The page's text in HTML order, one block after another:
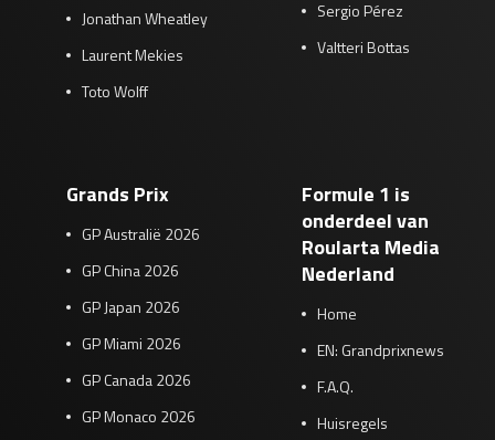
Jonathan Wheatley
Laurent Mekies
Toto Wolff
Sergio Pérez
Valtteri Bottas
Grands Prix
GP Australië 2026
GP China 2026
GP Japan 2026
GP Miami 2026
GP Canada 2026
GP Monaco 2026
Formule 1 is
onderdeel van
Roularta Media
Nederland
Home
EN: Grandprixnews
F.A.Q.
Huisregels